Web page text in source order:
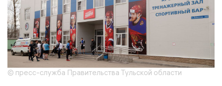
© пресс-служба Правительства Тульской области